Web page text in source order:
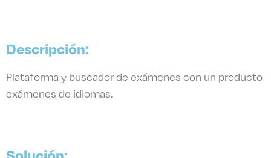
Descripción:
Plataforma y buscador de exámenes con un producto
exámenes de idiomas.